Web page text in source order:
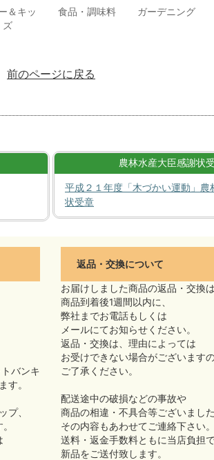
＆キッ
ズ
食品・調味料 ガーデニング
前のページに戻る
農林水産大臣感謝状
平成２１年度「木づかい運動」農
状受章
バンキ
す。
プ、
返品・交換について
お届けしました商品の返品・交換は
商品到着後1週間以内に、
弊社までお電話もしくは
メールにてお知らせください。
返品・交換は、理由によっては
お受けできない場合がございますの
ご了承ください。
配送途中の破損などの事故や
商品の相違・不具合等ございました
その内容もあわせてご連絡下さい。
送料・返金手数料ともに当店負担
新品をご送付致します。